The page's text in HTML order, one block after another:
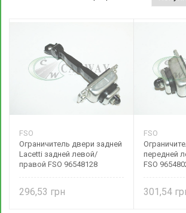
FSO
Ограничитель двери задней
Lacetti задней левой/
правой FSO 96548128
296,53
FSO
передней
FSO
301,54